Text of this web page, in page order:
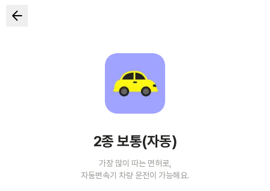
2종 보통(자동)
가장 많이 따는 면허로,
자동변속기 차량 운전이 가능해요.